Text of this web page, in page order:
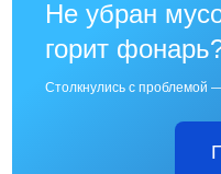
Не убран
горит
Столкнулись с проблемой